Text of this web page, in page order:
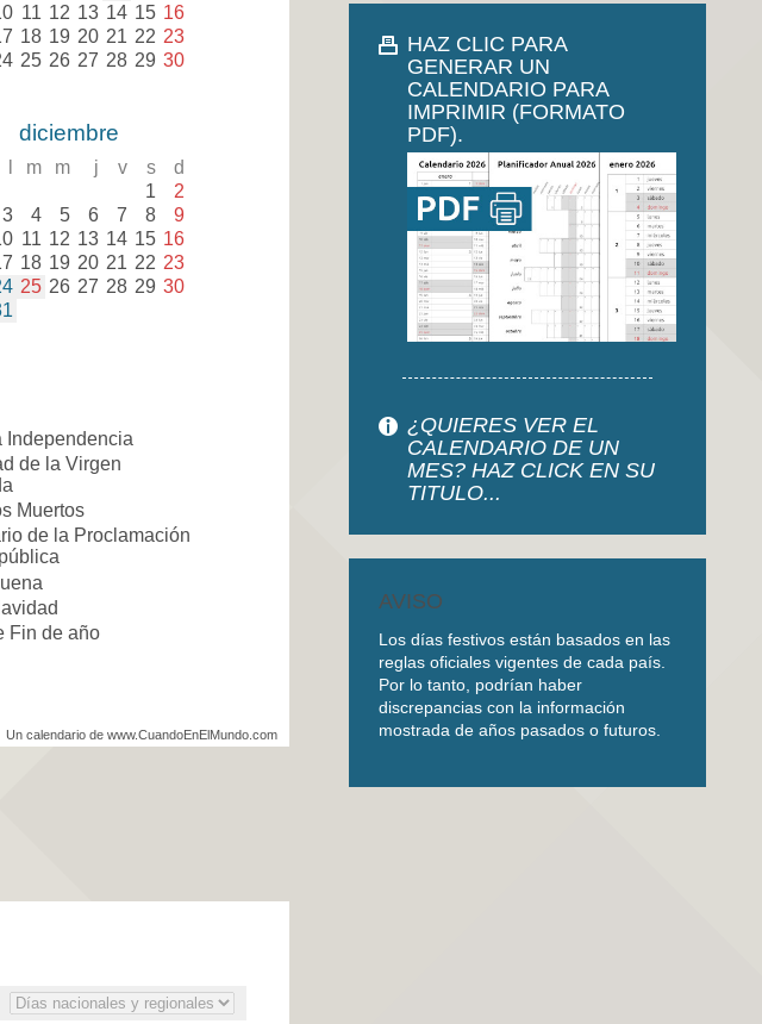
11 12 13 14 15 16
18 19 20 21 22 23
25 26 27 28 29 30
diciembre
m m j v s d
1 2
3 4 5 6 7 8 9
11 12 13 14 15 16
18 19 20 21 22 23
25 26 27 28 29 30
Independencia
de la Virgen
Muertos
de la Proclamación
Fin de año
Un calendario de www.CuandoEnElMundo.com
HAZ CLIC PARA
GENERAR UN
CALENDARIO PARA
IMPRIMIR (FORMATO
PDF).
¿QUIERES VER EL
CALENDARIO DE UN
MES? HAZ CLICK EN SU
TITULO...
AVISO
Los días festivos están basados en las
reglas oficiales vigentes de cada país.
Por lo tanto, podrían haber
discrepancias con la información
mostrada de años pasados o futuros.